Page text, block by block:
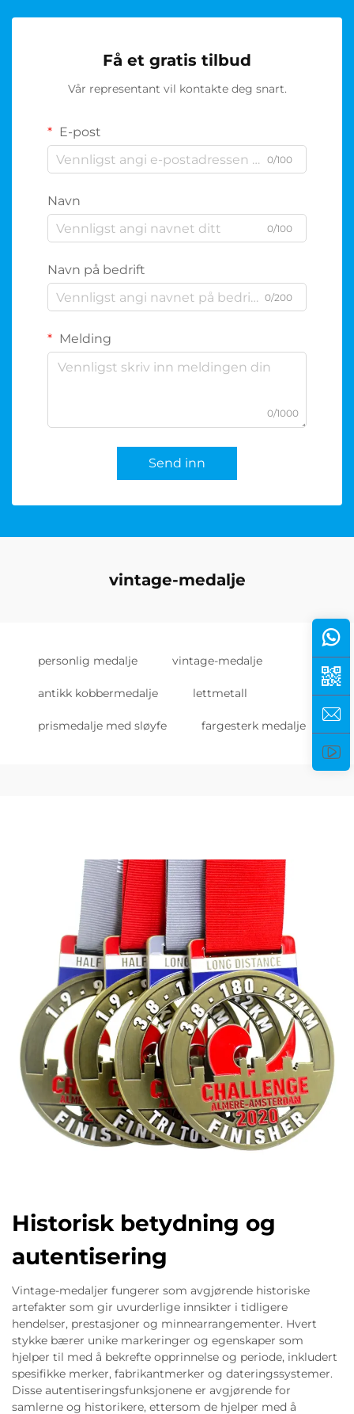
Få et gratis tilbud
Vår representant vil kontakte deg snart.
E-post
0/100
Navn
0/100
Navn på bedrift
0/200
Melding
0/1000
Send inn
vintage-medalje
personlig medalje vintage-medalje
antikk kobbermedalje lettmetall
prismedalje med sløyfe fargesterk medalje
Historisk betydning og
autentisering
Vintage-medaljer fungerer som avgjørende historiske
artefakter som gir uvurderlige innsikter i tidligere
hendelser, prestasjoner og minnearrangementer. Hvert
stykke bærer unike markeringer og egenskaper som
hjelper til med å bekrefte opprinnelse og periode, inkludert
spesifikke merker, fabrikantmerker og dateringssystemer.
Disse autentiseringsfunksjonene er avgjørende for
samlerne og historikere, ettersom de hjelper med å